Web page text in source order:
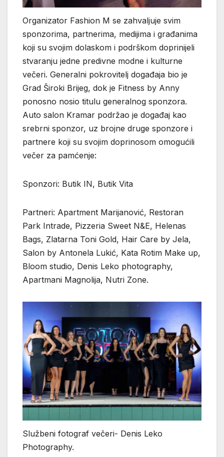
Organizator Fashion M se zahvaljuje svim
sponzorima, partnerima, medijima i građanima
koji su svojim dolaskom i podrškom doprinijeli
stvaranju jedne predivne modne i kulturne
večeri. Generalni pokrovitelj događaja bio je
Grad Široki Brijeg, dok je Fitness by Anny
ponosno nosio titulu generalnog sponzora.
Auto salon Kramar podržao je događaj kao
srebrni sponzor, uz brojne druge sponzore i
partnere koji su svojim doprinosom omogućili
večer za pamćenje:
Sponzori: Butik IN, Butik Vita
Partneri: Apartment Marijanović, Restoran
Park Intrade, Pizzeria Sweet N&E, Helenas
Bags, Zlatarna Toni Gold, Hair Care by Jela,
Salon by Antonela Lukić, Kata Rotim Make up,
Bloom studio, Denis Leko photography,
Apartmani Magnolija, Nutri Zone.
Službeni fotograf večeri- Denis Leko
Photography.